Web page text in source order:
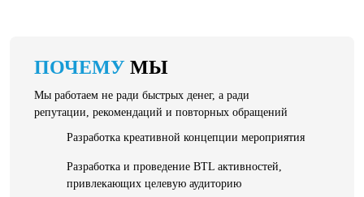
ПОЧЕМУ МЫ
Мы работаем не ради быстрых денег, а ради
репутации, рекомендаций и повторных обращений
Разработка креативной концепции мероприятия
Разработка и проведение BTL активностей,
привлекающих целевую аудиторию